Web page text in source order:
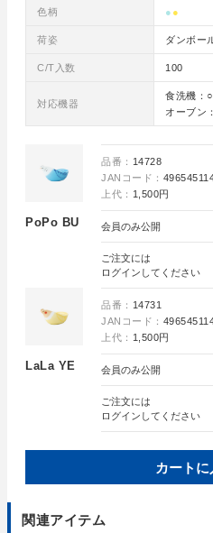
色柄 ● ●
荷姿 ダンボー
C/T入数 100
対応機器
食洗機：
オーブン
PoPo BU
品番： 14728
JANコード：
上代： 1,500円
会員のみ公開
ご注文には
ログイン してください
LaLa YE
品番： 14731
JANコード：
上代： 1,500円
会員のみ公開
ご注文には
ログイン してください
カートに
関連アイテム